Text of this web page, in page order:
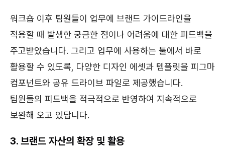
워크숍 이후 팀원들이 업무에 브랜드 가이드라인을
적용할 때 발생한 궁금한 점이나 어려움에 대한 피드백을
주고받았습니다. 그리고 업무에 사용하는 툴에서 바로
활용할 수 있도록, 다양한 디자인 에셋과 템플릿을 피그마
컴포넌트와 공유 드라이브 파일로 제공했습니다.
팀원들의 피드백을 적극적으로 반영하여 지속적으로
보완해 오고 있답니다.
3. 브랜드 자산의 확장 및 활용